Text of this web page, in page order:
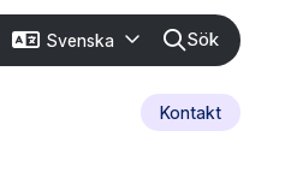
Svenska Sök
Kontakt